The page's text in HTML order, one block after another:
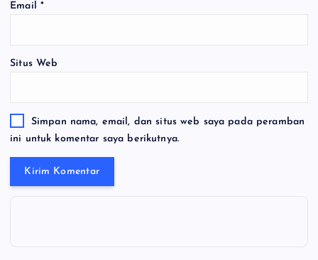
Email *
Situs Web
Simpan nama, email, dan situs web saya pada peramban
ini untuk komentar saya berikutnya.